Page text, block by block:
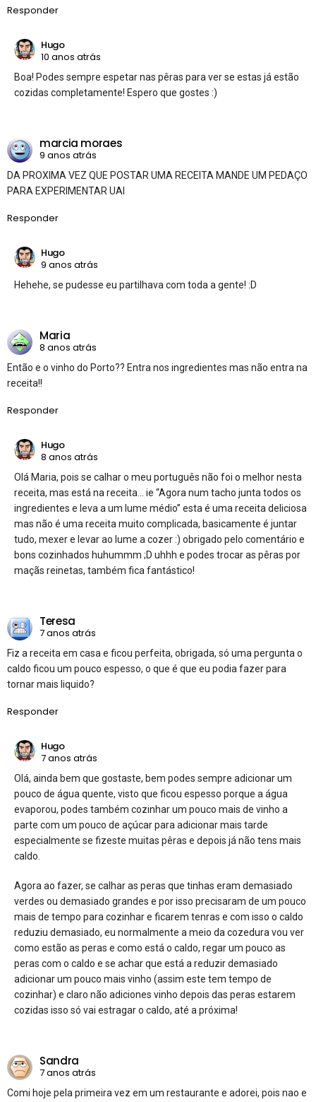
Responder
Hugo
10 anos atrás
Boa! Podes sempre espetar nas pêras para ver se estas já estão
cozidas completamente! Espero que gostes :)
marcia moraes
9 anos atrás
DA PROXIMA VEZ QUE POSTAR UMA RECEITA MANDE UM PEDAÇO
PARA EXPERIMENTAR UAI
Responder
Hugo
9 anos atrás
Hehehe, se pudesse eu partilhava com toda a gente! :D
Maria
8 anos atrás
Então e o vinho do Porto?? Entra nos ingredientes mas não entra na
receita!!
Responder
Hugo
8 anos atrás
Olá Maria, pois se calhar o meu português não foi o melhor nesta
receita, mas está na receita… ie “Agora num tacho junta todos os
ingredientes e leva a um lume médio” esta é uma receita deliciosa
mas não é uma receita muito complicada, basicamente é juntar
tudo, mexer e levar ao lume a cozer :) obrigado pelo comentário e
bons cozinhados huhummm ;D uhhh e podes trocar as pêras por
maçãs reinetas, também fica fantástico!
Teresa
7 anos atrás
Fiz a receita em casa e ficou perfeita, obrigada, só uma pergunta o
caldo ficou um pouco espesso, o que é que eu podia fazer para
tornar mais liquido?
Responder
Hugo
7 anos atrás
Olá, ainda bem que gostaste, bem podes sempre adicionar um
pouco de água quente, visto que ficou espesso porque a água
evaporou, podes também cozinhar um pouco mais de vinho a
parte com um pouco de açúcar para adicionar mais tarde
especialmente se fizeste muitas pêras e depois já não tens mais
caldo.
Agora ao fazer, se calhar as peras que tinhas eram demasiado
verdes ou demasiado grandes e por isso precisaram de um pouco
mais de tempo para cozinhar e ficarem tenras e com isso o caldo
reduziu demasiado, eu normalmente a meio da cozedura vou ver
como estão as peras e como está o caldo, regar um pouco as
peras com o caldo e se achar que está a reduzir demasiado
adicionar um pouco mais vinho (assim este tem tempo de
cozinhar) e claro não adiciones vinho depois das peras estarem
cozidas isso só vai estragar o caldo, até a próxima!
Sandra
7 anos atrás
Comi hoje pela primeira vez em um restaurante e adorei, pois nao e